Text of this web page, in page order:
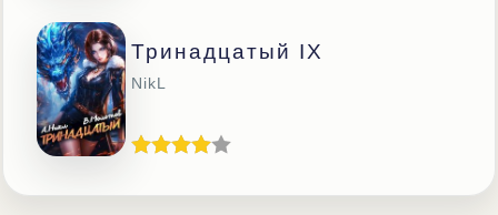
Тринадцатый IX
NikL